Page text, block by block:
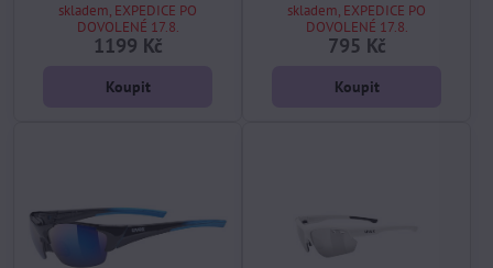
skladem, EXPEDICE PO
DOVOLENÉ 17.8.
1199 Kč
Koupit
skladem, EXPEDICE PO
DOVOLENÉ 17.8.
795 Kč
Koupit